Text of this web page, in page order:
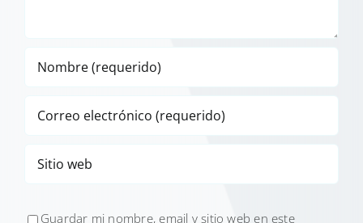
Guardar mi nombre, email y sitio web en este